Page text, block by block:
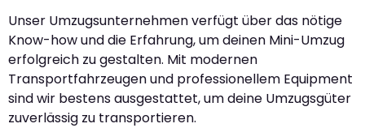
Unser Umzugsunternehmen verfügt über das nötige
Know-how und die Erfahrung, um deinen Mini-Umzug
erfolgreich zu gestalten. Mit modernen
Transportfahrzeugen und professionellem Equipment
sind wir bestens ausgestattet, um deine Umzugsgüter
zuverlässig zu transportieren.